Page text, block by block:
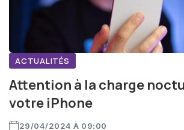
ACTUALITÉS
Attention à la charge
votre iPhone
29/04/2024 À 09:00